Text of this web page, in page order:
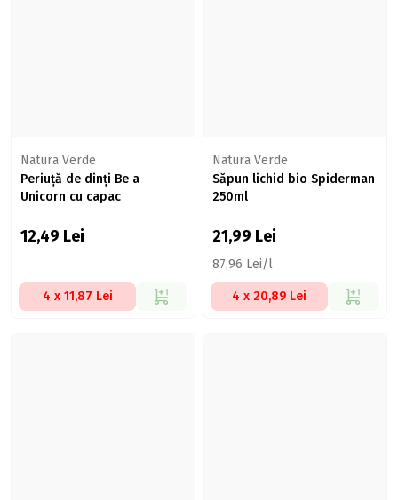
Natura Verde
Periuță de dinți Be a
Unicorn cu capac
12,49 Lei
4 x 11,87 Lei
Natura Verde
Săpun lichid bio Spiderman
250ml
21,99 Lei
87,96 Lei/l
4 x 20,89 Lei